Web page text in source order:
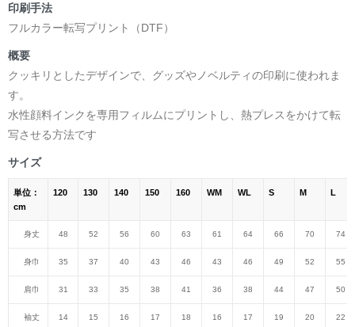
印刷手法
フルカラー転写プリント（DTF）
概要
クッキリとしたデザインで、グッズやノベルティの印刷に使われま
す。
水性顔料インクを専用フィルムにプリントし、熱プレスをかけて転
写させる方法です
サイズ
単位：
cm
120 130 140 150 160 WM WL S M L
身丈 48 52 56 60 63 61 64 66 70 74
身巾 35 37 40 43 46 43 46 49 52 55
肩巾 31 33 35 38 41 36 38 44 47 50
袖丈 14 15 16 17 18 16 17 19 20 22